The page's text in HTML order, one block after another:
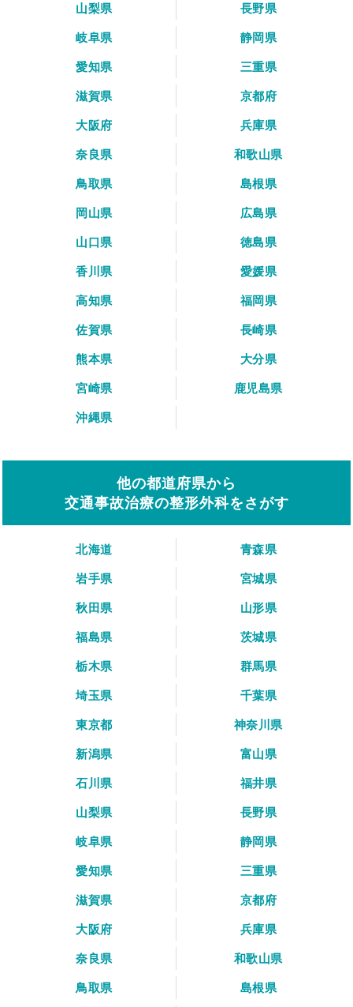
山梨県
長野県
岐阜県
静岡県
愛知県
三重県
滋賀県
京都府
大阪府
兵庫県
奈良県
和歌山県
鳥取県
島根県
岡山県
広島県
山口県
徳島県
香川県
愛媛県
高知県
福岡県
佐賀県
長崎県
熊本県
大分県
宮崎県
鹿児島県
沖縄県
他の都道府県から
交通事故治療の整形外科をさがす
北海道
青森県
岩手県
宮城県
秋田県
山形県
福島県
茨城県
栃木県
群馬県
埼玉県
千葉県
東京都
神奈川県
新潟県
富山県
石川県
福井県
山梨県
長野県
岐阜県
静岡県
愛知県
三重県
滋賀県
京都府
大阪府
兵庫県
奈良県
和歌山県
鳥取県
島根県